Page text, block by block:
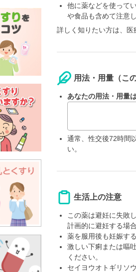
他に薬などを使って
や食品も含めて注意
詳しく知りたい方は、医
用法・用量（こ
あなたの用法・用量
通常、性交後72時間
い。
生活上の注意
この薬は避妊に失敗
計画的に避妊する場
薬を服用後も妊娠す
激しい下痢または嘔
ください。
セイヨウオトギリソ